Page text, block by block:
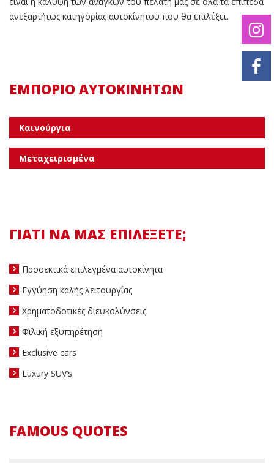
ανεξαρτήτως κατηγορίας αυτοκίνητου που θα επιλέξει.
ΕΜΠΟΡΙΟ ΑΥΤΟΚΙΝΗΤΩΝ
Καινούργια
Μεταχειρισμένα
ΓΙΑΤΙ ΝΑ ΜΑΣ ΕΠΙΛΕΞΕΤΕ;
Προσεκτικά επιλεγμένα αυτοκίνητα
Εγγύηση καλής λειτουργίας
Χρηματοδοτικές διευκολύνσεις
Φιλική εξυπηρέτηση
Exclusive cars
Luxury SUV’s
FAMOUS QUOTES